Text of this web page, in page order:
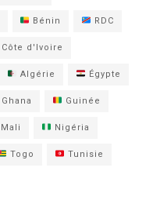
Bénin RDC
Côte d'Ivoire
Algérie Égypte
Ghana Guinée
Mali Nigéria
Togo Tunisie